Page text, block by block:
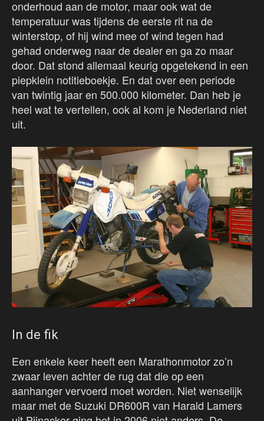
onderhoud aan de motor, maar ook wat de
temperatuur was tijdens de eerste rit na de
winterstop, of hij wind mee of wind tegen had
gehad onderweg naar de dealer en ga zo maar
door. Dat stond allemaal keurig opgetekend in een
piepklein notitieboekje. En dat over een periode
van twintig jaar en 500.000 kilometer. Dan heb je
heel wat te vertellen, ook al kom je Nederland niet
uit.
In de fik
Een enkele keer heeft een Marathonmotor zo’n
zwaar leven achter de rug dat die op een
aanhanger vervoerd moet worden. Niet wenselijk
maar met de Suzuki DR600R van Harald Lamers